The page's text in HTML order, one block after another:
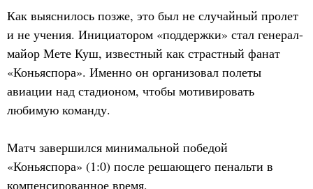
Как выяснилось позже, это был не случайный пролет
и не учения. Инициатором «поддержки» стал генерал-
майор Мете Куш, известный как страстный фанат
«Коньяспора». Именно он организовал полеты
авиации над стадионом, чтобы мотивировать
любимую команду.
Матч завершился минимальной победой
«Коньяспора» (1:0) после решающего пенальти в
компенсированное время.